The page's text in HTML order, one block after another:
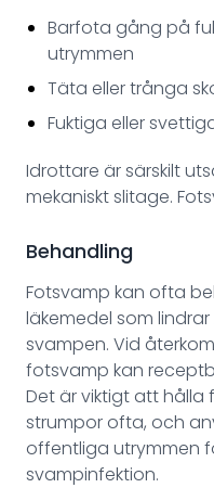
Barfota gång på
utrymmen
Täta eller trånga
Fuktiga eller
Idrottare är särskilt
mekaniskt slitage.
Behandling
Fotsvamp kan ofta
läkemedel som
svampen. Vid
fotsvamp kan
Det är viktigt att
strumpor ofta, och
offentliga utrymmen
svampinfektion.